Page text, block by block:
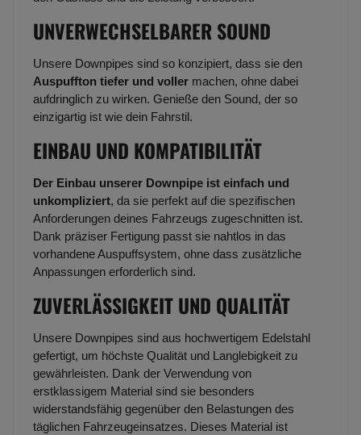
UNVERWECHSELBARER SOUND
Unsere Downpipes sind so konzipiert, dass sie den
Auspuffton tiefer und voller machen, ohne dabei
aufdringlich zu wirken. Genieße den Sound, der so
einzigartig ist wie dein Fahrstil.
EINBAU UND KOMPATIBILITÄT
Der Einbau unserer Downpipe ist einfach und
unkompliziert, da sie perfekt auf die spezifischen
Anforderungen deines Fahrzeugs zugeschnitten ist.
Dank präziser Fertigung passt sie nahtlos in das
vorhandene Auspuffsystem, ohne dass zusätzliche
Anpassungen erforderlich sind.
ZUVERLÄSSIGKEIT UND QUALITÄT
Unsere Downpipes sind aus hochwertigem Edelstahl
gefertigt, um höchste Qualität und Langlebigkeit zu
gewährleisten. Dank der Verwendung von
erstklassigem Material sind sie besonders
widerstandsfähig gegenüber den Belastungen des
täglichen Fahrzeugeinsatzes. Dieses Material ist